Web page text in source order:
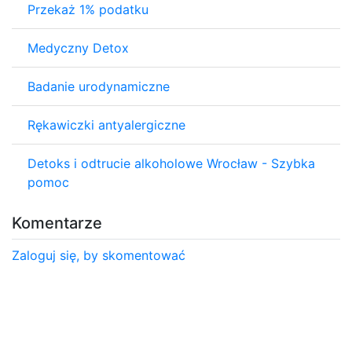
Przekaż 1% podatku
Medyczny Detox
Badanie urodynamiczne
Rękawiczki antyalergiczne
Detoks i odtrucie alkoholowe Wrocław - Szybka
pomoc
Komentarze
Zaloguj się, by skomentować